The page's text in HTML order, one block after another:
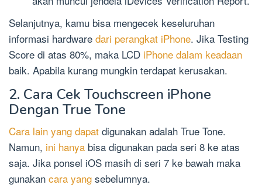
Selanjutnya, kamu bisa mengecek keseluruhan
informasi hardware dari perangkat iPhone. Jika Testing
Score di atas 80%, maka LCD iPhone dalam keadaan
baik. Apabila kurang mungkin terdapat kerusakan.
2. Cara Cek Touchscreen iPhone
Dengan True Tone
Cara lain yang dapat digunakan adalah True Tone.
Namun, ini hanya bisa digunakan pada seri 8 ke atas
saja. Jika ponsel iOS masih di seri 7 ke bawah maka
gunakan cara yang sebelumnya.